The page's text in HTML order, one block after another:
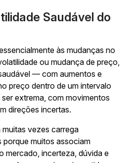
Saudável do
às mudanças no
ou mudança de preço,
— com aumentos e
preço dentro de um intervalo
extrema, com movimentos
direções incertas.
vezes carrega
muitos associam
mercado, incerteza, dúvida e